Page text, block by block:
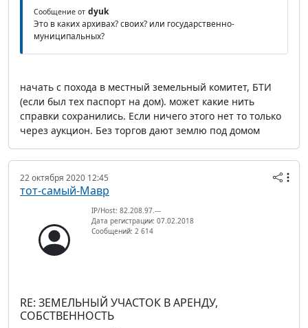
Сообщение от dyuk
Это в каких архивах? своих? или государственно-
муниципальных?
начать с похода в местный земельный комитет, БТИ
(если был тех паспорт на дом). может какие нить
справки сохранились. Если ничего этого нет то только
через аукцион. Без торгов дают землю под домом
22 октября 2020 12:45
тот-самый-Мавр
IP/Host: 82.208.97.---
Дата регистрации: 07.02.2018
Сообщений: 2 614
RE: ЗЕМЕЛЬНЫЙ УЧАСТОК В АРЕНДУ,
СОБСТВЕННОСТЬ